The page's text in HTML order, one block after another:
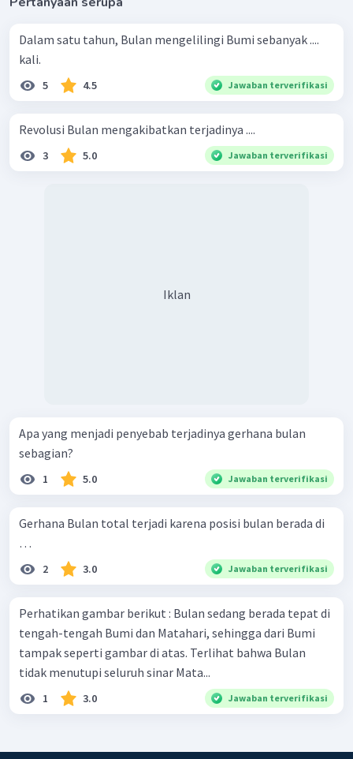
Dalam satu tahun, Bulan mengelilingi Bumi sebanyak ....
kali.
5 4.5 Jawaban terverifikasi
Revolusi Bulan mengakibatkan terjadinya ....
3 5.0 Jawaban terverifikasi
Iklan
Apa yang menjadi penyebab terjadinya gerhana bulan
sebagian?
1 5.0 Jawaban terverifikasi
Gerhana Bulan total terjadi karena posisi bulan berada di
…
2 3.0 Jawaban terverifikasi
Perhatikan gambar berikut : Bulan sedang berada tepat di
tengah-tengah Bumi dan Matahari, sehingga dari Bumi
tampak seperti gambar di atas. Terlihat bahwa Bulan
tidak menutupi seluruh sinar Mata...
1 3.0 Jawaban terverifikasi